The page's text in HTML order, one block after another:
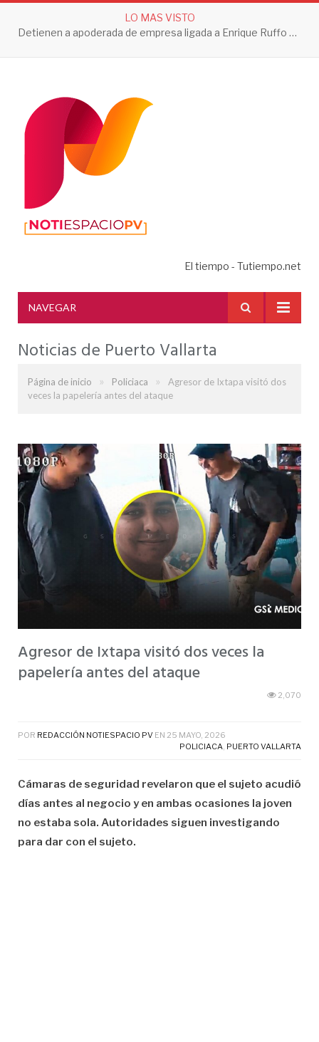
LO MAS VISTO
Detienen a apoderada de empresa ligada a Enrique Ruffo por investigación de Huachicol Fiscal
El tiempo - Tutiempo.net
NAVEGAR
Noticias de Puerto Vallarta
Página de inicio » Policiaca »
Agresor de Ixtapa visitó dos
veces la papelería antes del ataque
Agresor de Ixtapa visitó dos veces la
papelería antes del ataque
2,070
POR REDACCIÓN NOTIESPACIO PV EN 25 MAYO, 2026
POLICIACA, PUERTO VALLARTA
Cámaras de seguridad revelaron que el sujeto acudió
días antes al negocio y en ambas ocasiones la joven
no estaba sola. Autoridades siguen investigando
para dar con el sujeto.